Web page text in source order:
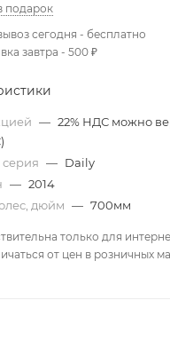
подарок
сегодня - бесплатно
завтра - 500 ₽
— 22% НДС можно
— Daily
— 2014
дюйм — 700мм
только для
от цен в розничных